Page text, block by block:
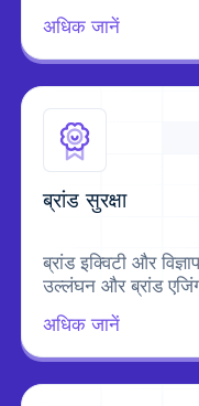
अधिक जानें
ब्रांड सुरक्षा
ब्रांड इक्विटी और
उल्लंघन और ब्रांड
अधिक जानें